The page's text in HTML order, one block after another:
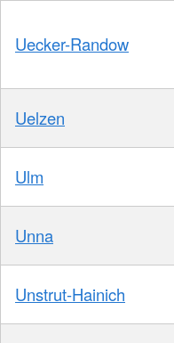
Uecker-Randow
Uelzen
Ulm
Unna
Unstrut-Hainich